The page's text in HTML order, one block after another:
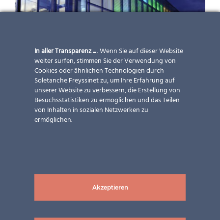
Ästhetik,Einsatzmöglichkeiten
Energieleistung,Gebäudetypen
Horizon,isolierende Fassaden
In aller Transparenz .... Wenn Sie auf dieser Website
weiter surfen, stimmen Sie der Verwendung von
Cookies oder ähnlichen Technologien durch
Soletanche Freyssinet zu, um Ihre Erfahrung auf
unserer Website zu verbessern, die Erstellung von
Besuchsstatistiken zu ermöglichen und das Teilen
von Inhalten in sozialen Netzwerken zu
ermöglichen.
Akzeptieren